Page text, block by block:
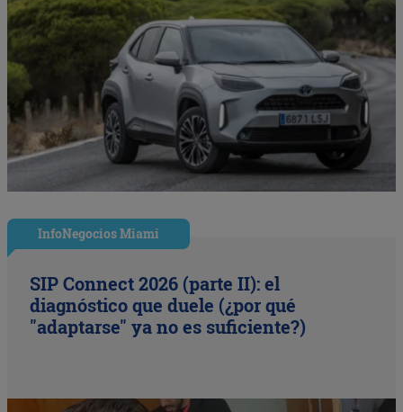
InfoNegocios Miami
SIP Connect 2026 (parte II): el
diagnóstico que duele (¿por qué
"adaptarse" ya no es suficiente?)